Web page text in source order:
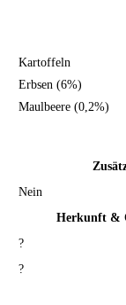
Kartoffeln
Erbsen (6%)
Maulbeere (0,2%)
Nein
Herkunft &
?
?